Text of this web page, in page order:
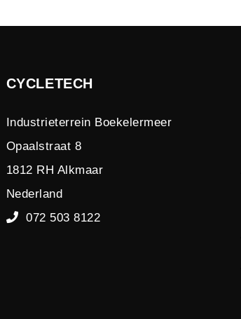
CYCLETECH
Industrieterrein Boekelermeer
Opaalstraat 8
1812 RH Alkmaar
Nederland
072 503 8122